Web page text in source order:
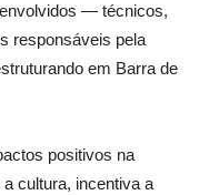
— técnicos,
responsáveis pela
em Barra de
positivos na
cultura, incentiva a